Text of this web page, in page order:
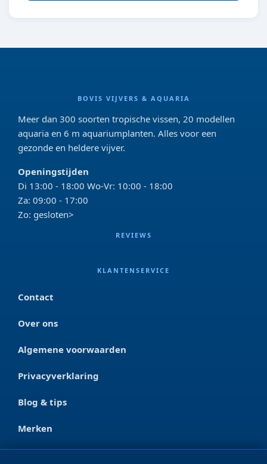
BOVIS VIJVERS & AQUARIA
Meer dan 300 soorten tropische vissen, 20 modellen
aquaria en 6 m aquariumplanten. Alles voor een
gezonde en heldere vijver.
Openingstijden
Di 13:00 - 18:00 Wo-Vr: 10:00 - 18:00
Za: 09:00 - 17:00
Zo: gesloten>
REVIEWS
KLANTENSERVICE
Contact
Over ons
Algemene voorwaarden
Privacyverklaring
Blog & tips
Merken